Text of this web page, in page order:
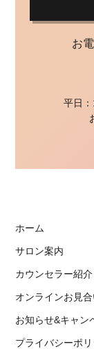
お
平日
ホーム
サロン案内
カウンセラー紹介
オンラインお見
お知らせ&キャン
プライバシーポ